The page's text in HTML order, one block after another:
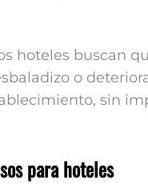
hoteles buscan
o
sin
para hoteles